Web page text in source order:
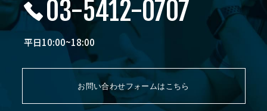
03-5412-0707
平日10:00~18:00
お問い合わせフォームはこちら